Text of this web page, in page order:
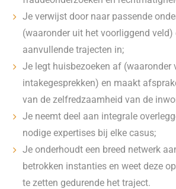
Je verwijst door naar passende
(waaronder uit het voorliggend veld)
aanvullende trajecten in;
Je legt huisbezoeken af (waaronder
intakegesprekken) en maakt
van de zelfredzaamheid van de
Je neemt deel aan integrale
nodige expertises bij elke casus;
Je onderhoudt een breed netwerk
betrokken instanties en weet deze
te zetten gedurende het traject.